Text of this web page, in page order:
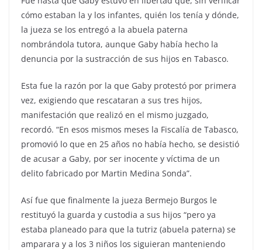
cómo estaban la y los infantes, quién los tenía y dónde,
la jueza se los entregó a la abuela paterna
nombrándola tutora, aunque Gaby había hecho la
denuncia por la sustracción de sus hijos en Tabasco.
Esta fue la razón por la que Gaby protestó por primera
vez, exigiendo que rescataran a sus tres hijos,
manifestación que realizó en el mismo juzgado,
recordó. “En esos mismos meses la Fiscalía de Tabasco,
promovió lo que en 25 años no había hecho, se desistió
de acusar a Gaby, por ser inocente y víctima de un
delito fabricado por Martin Medina Sonda”.
Así fue que finalmente la jueza Bermejo Burgos le
restituyó la guarda y custodia a sus hijos “pero ya
estaba planeado para que la tutriz (abuela paterna) se
amparara y a los 3 niños los siguieran manteniendo